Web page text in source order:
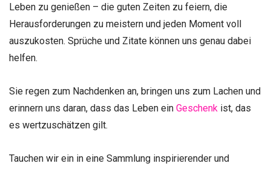
Leben zu genießen – die guten Zeiten zu feiern, die
Herausforderungen zu meistern und jeden Moment voll
auszukosten. Sprüche und Zitate können uns genau dabei
helfen.
Sie regen zum Nachdenken an, bringen uns zum Lachen und
erinnern uns daran, dass das Leben ein Geschenk ist, das
es wertzuschätzen gilt.
Tauchen wir ein in eine Sammlung inspirierender und